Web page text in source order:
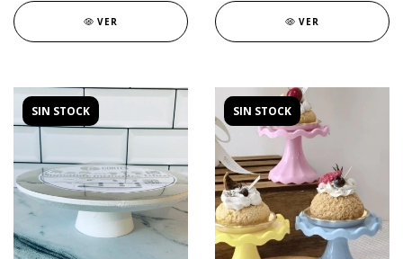
VER VER
SIN STOCK SIN STOCK